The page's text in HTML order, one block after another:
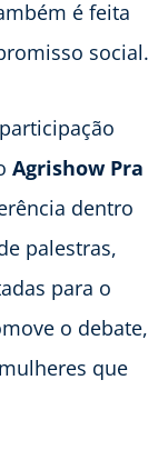
é feita
social.
Agrishow Pra
dentro
palestras,
para o
o debate,
que